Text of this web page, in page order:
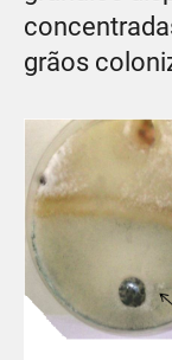
grãos